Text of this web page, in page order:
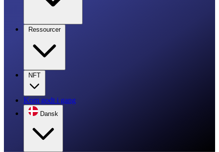
Ressourcer
NFT
Kom godt i gang
Dansk